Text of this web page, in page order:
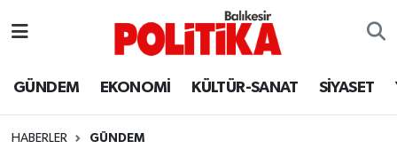
GÜNDEM EKONOMİ KÜLTÜR-SANAT SİYASET
HABERLER GÜNDEM
Ayvalık
Balıkesir Hava Durumu